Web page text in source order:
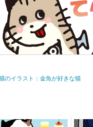
のイラスト：金魚が好きな猫